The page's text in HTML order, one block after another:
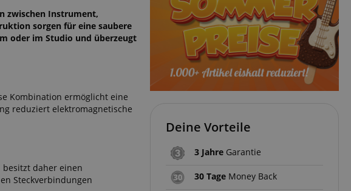
zwischen Instrument,
sorgen für eine saubere
oder im Studio und überzeugt
Kombination ermöglicht eine
reduziert elektromagnetische
besitzt daher einen
Steckverbindungen
Deine Vorteile
3 Jahre Garantie
30 Tage Money Back